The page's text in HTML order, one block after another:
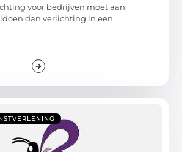
voor bedrijven moet aan
dan verlichting in een